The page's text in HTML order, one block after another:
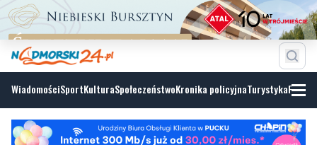
WiadomościSportKulturaSpołeczeństwoKronika policyjnaTurystyka